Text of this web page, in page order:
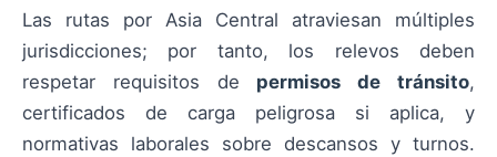
Las rutas por Asia Central atraviesan múltiples
jurisdicciones; por tanto, los relevos deben
respetar requisitos de permisos de tránsito,
certificados de carga peligrosa si aplica, y
normativas laborales sobre descansos y turnos.